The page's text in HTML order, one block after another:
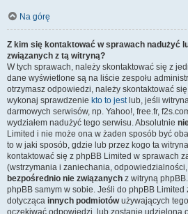
Na górę
Z kim się kontaktować w sprawach nadużyć
związanych z tą witryną?
W tych sprawach, należy skontaktować się z
dane wyświetlone są na liście zespołu
otrzymasz odpowiedzi, należy skontaktować
wykonaj sprawdzenie kto to jestlub, jeśli
darmowych serwisów, np. Yahoo!, free.fr,
wydziałem nadużyć tego serwisu. Absolutnie
Limited i nie może ona w żaden sposób być
to w jaki sposób, gdzie lub przez kogo ta
kontaktować się z phpBB Limited w sprawach
(wstrzymania i zaniechania,
bezpośrednio nie związanych z witryną
phpBB samym w sobie. Jeśli do phpBB Limited
dotycząca innych podmiotówużywających
oczekiwać odpowiedzi, lub zostanie udzielona